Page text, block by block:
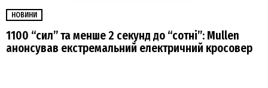
НОВИНИ
1100 “сил” та менше 2 секунд до “сотні”: Mullen
анонсував екстремальний електричний кросовер